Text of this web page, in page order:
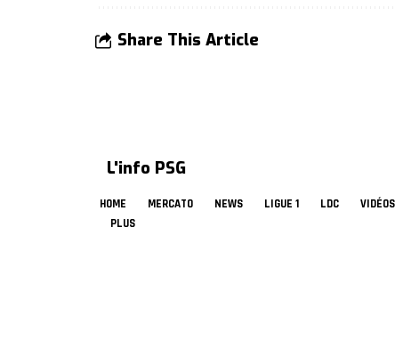
Share This Article
L'info PSG
HOME MERCATO NEWS LIGUE 1 LDC
VIDÉOS
PLUS